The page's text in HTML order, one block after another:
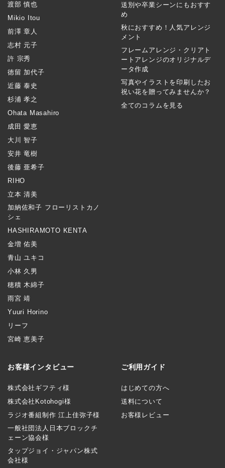
渡部 慎也
Mikio Itou
前澤 章人
志村 元子
許 宗秀
徳留 加代子
近藤 泰史
杉浦 孝之
Ohata Masahiro
成田 愛恵
大川 智子
安井 竜樹
後藤 亜希子
RIHO
立本 清美
加納佐和子 フローリストカノ
シェ
HASHIRAMOTO KENTA
金増 佑美
青山 ユキコ
小林 久男
穂積 木綿子
雨宮 靖
Yuuri Horino
リーフ
宮崎 恵美子
送別や卒業シーンにもおすす
め
秋におすすめ！人気アレンジ
メント
フレームアレンジ・クリアト
ートアレンジのオリジナルデ
ータ作成
写真やイラストを印刷したお
祝い花を贈ってみませんか？
全てのコラムを見る
お客様インタビュー
株式会社ギフティ様
株式会社Kotohogi様
ラジオ番組制作 江上佳弥子様
一般社団法人日本ブロックチ
ェーン協会様
タップジョイ・ジャパン株式
会社様
ご利用ガイド
はじめての方へ
送料について
お客様レビュー